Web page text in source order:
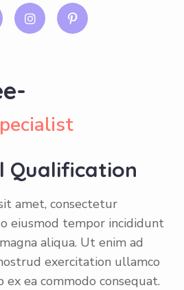
Qualification
amet, consectetur
eiusmod tempor incididunt
aliqua. Ut enim ad
exercitation ullamco
ea commodo consequat.